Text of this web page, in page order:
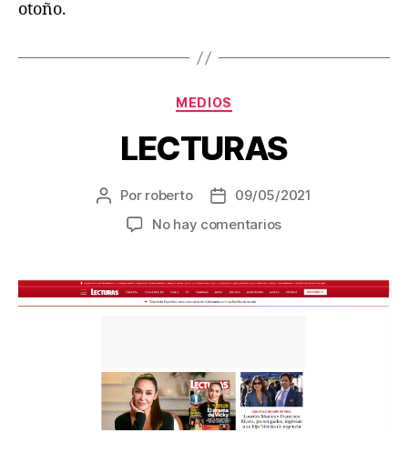
otoño.
MEDIOS
LECTURAS
Por roberto
09/05/2021
No hay comentarios